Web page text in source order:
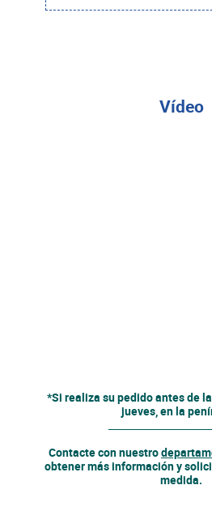
Vídeo
*Si realiza su pedido antes de
jueves, en la
Contacte con nuestro
obtener más información y
medida.